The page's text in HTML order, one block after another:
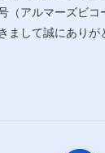
（アルマーズビ
まして誠にあり